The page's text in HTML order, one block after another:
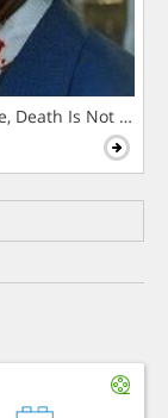
Death Is Not The